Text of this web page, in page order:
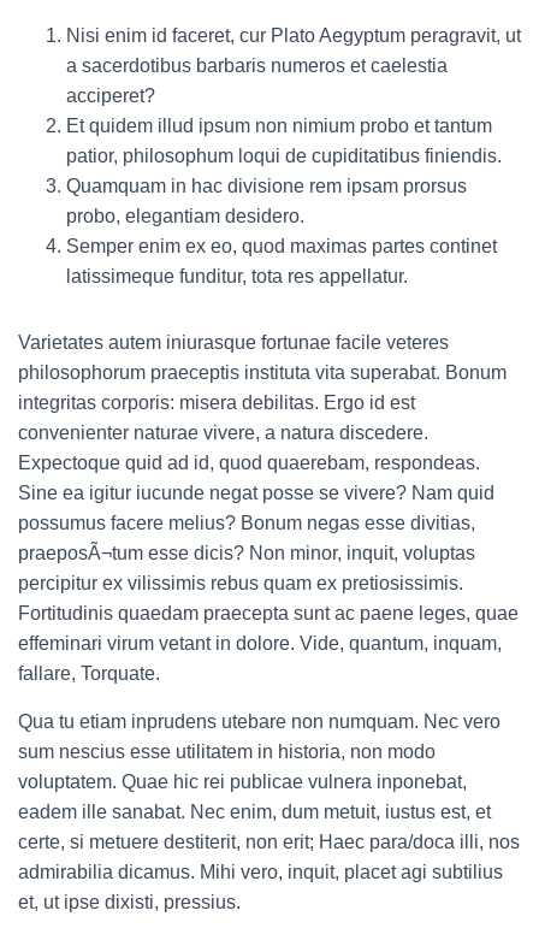
Nisi enim id faceret, cur Plato Aegyptum peragravit, ut
a sacerdotibus barbaris numeros et caelestia
acciperet?
Et quidem illud ipsum non nimium probo et tantum
patior, philosophum loqui de cupiditatibus finiendis.
Quamquam in hac divisione rem ipsam prorsus
probo, elegantiam desidero.
Semper enim ex eo, quod maximas partes continet
latissimeque funditur, tota res appellatur.
Varietates autem iniurasque fortunae facile veteres
philosophorum praeceptis instituta vita superabat. Bonum
integritas corporis: misera debilitas. Ergo id est
convenienter naturae vivere, a natura discedere.
Expectoque quid ad id, quod quaerebam, respondeas.
Sine ea igitur iucunde negat posse se vivere? Nam quid
possumus facere melius? Bonum negas esse divitias,
praeposÃ¬tum esse dicis? Non minor, inquit, voluptas
percipitur ex vilissimis rebus quam ex pretiosissimis.
Fortitudinis quaedam praecepta sunt ac paene leges, quae
effeminari virum vetant in dolore. Vide, quantum, inquam,
fallare, Torquate.
Qua tu etiam inprudens utebare non numquam. Nec vero
sum nescius esse utilitatem in historia, non modo
voluptatem. Quae hic rei publicae vulnera inponebat,
eadem ille sanabat. Nec enim, dum metuit, iustus est, et
certe, si metuere destiterit, non erit; Haec para/doca illi, nos
admirabilia dicamus. Mihi vero, inquit, placet agi subtilius
et, ut ipse dixisti, pressius.